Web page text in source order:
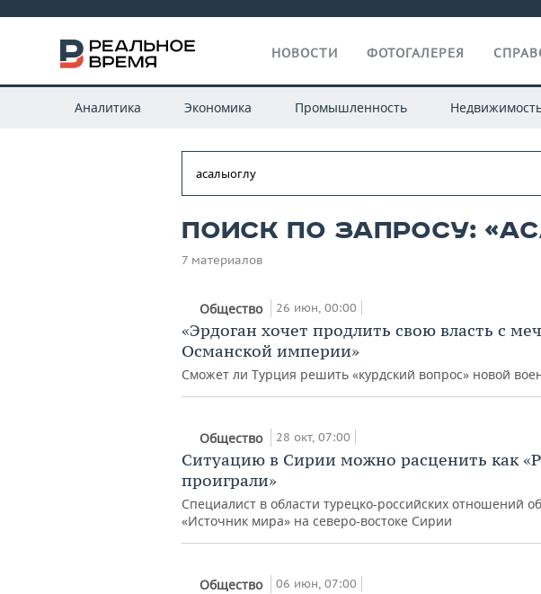
НОВОСТИ ФОТОГАЛЕРЕЯ
Аналитика Экономика Промышленность
Поиск по запросу:
7 материалов
Общество 26 июн, 00:00
«Эрдоган хочет продлить свою власть с
Османской империи»
Сможет ли Турция решить «курдский вопрос» новой
Общество 28 окт, 07:00
Ситуацию в Сирии можно расценить как
проиграли»
Специалист в области турецко-российских отношений
«Источник мира» на северо-востоке Сирии
Общество 06 июн, 07:00